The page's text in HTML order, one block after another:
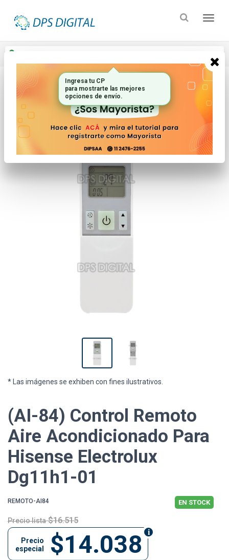
Inicio Controles Remotos Aire Acondicionado
* Las imágenes se exhiben con fines ilustrativos.
(AI-84) Control Remoto
Aire Acondicionado Para
Hisense Electrolux
Dg11h1-01
REMOTO-AI84 EN STOCK
Precio lista $16.515
$14.038
Precio
especial
Ingresa tu CP
para mostrarte las mejores
opciones de envío.